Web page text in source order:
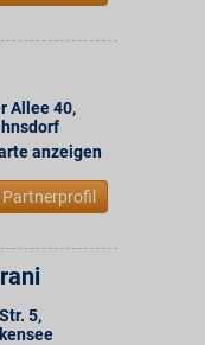
Allee 40,
anzeigen
5,